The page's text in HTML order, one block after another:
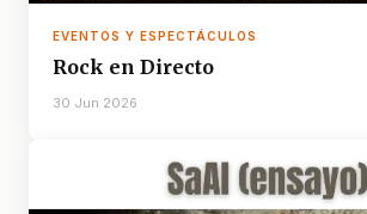
EVENTOS Y ESPECTÁCULOS
Rock en Directo
30 Jun 2026